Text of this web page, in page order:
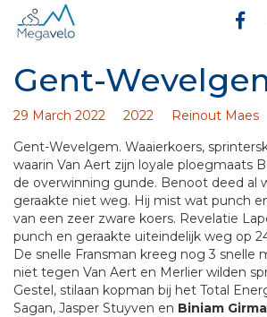
Gent-
29 March 2022 2022
Reinout Maes
Gent-Wevelgem. Waaierkoers,
waarin Van Aert zijn loyale ploegmaats
de overwinning gunde. Benoot deed al
geraakte niet weg. Hij mist wat punch
van een zeer zware koers. Revelatie
punch en geraakte uiteindelijk weg op
De snelle Fransman kreeg nog 3 snelle
niet tegen Van Aert en Merlier wilden
Gestel, stilaan kopman bij het Total
Sagan, Jasper Stuyven en Biniam